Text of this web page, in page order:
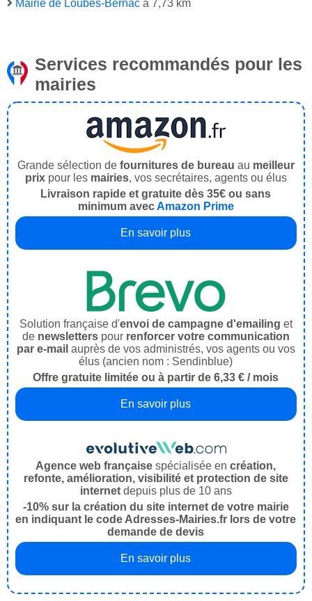
Mairie de Loubès-Bernac à 7,73 km
Services recommandés pour les
mairies
Grande sélection de fournitures de bureau au meilleur
prix pour les mairies, vos secrétaires, agents ou élus
Livraison rapide et gratuite dès 35€ ou sans
minimum avecAmazon Prime
En savoir plus
Solution française d'envoi de campagne d'emailing et
de newsletters pour renforcer votre communication
par e-mail auprès de vos administrés, vos agents ou vos
élus (ancien nom : Sendinblue)
Offre gratuite limitée ou à partir de 6,33 € / mois
En savoir plus
Agence web française spécialisée encréation,
refonte, amélioration, visibilité et protection de site
internet depuis plus de 10 ans
-10% sur la création du site internet de votre mairie
en indiquant le code Adresses-Mairies.fr lors de votre
demande de devis
En savoir plus